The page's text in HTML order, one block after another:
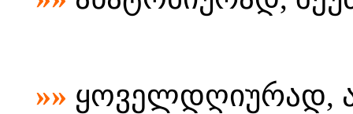
»» ყოველდღიურად,